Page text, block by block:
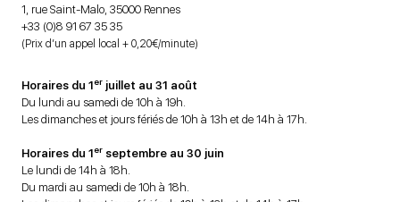
1, rue Saint-Malo, 35000 Rennes
+33 (0)8 91 67 35 35
(Prix d’un appel local + 0,20€/minute)
Horaires du 1er juillet au 31 août
Du lundi au samedi de 10h à 19h.
Les dimanches et jours fériés de 10h à 13h et de 14h à 17h.
Horaires du 1er septembre au 30 juin
Le lundi de 14h à 18h.
Du mardi au samedi de 10h à 18h.